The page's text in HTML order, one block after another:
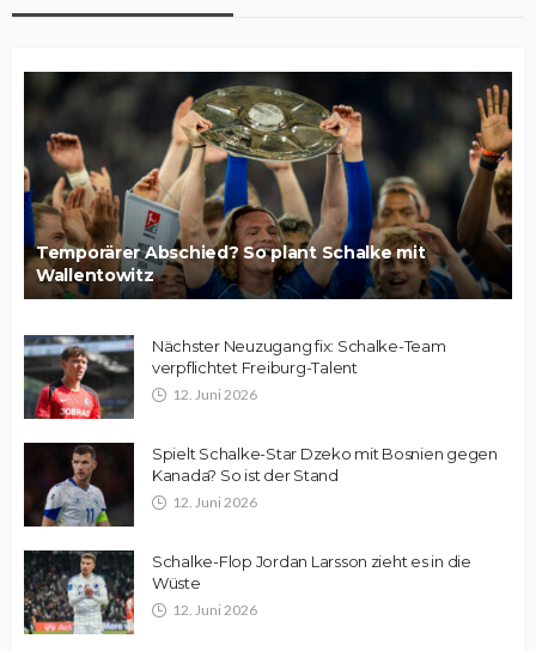
Temporärer Abschied? So plant Schalke mit
Wallentowitz
Nächster Neuzugang fix: Schalke-Team
verpflichtet Freiburg-Talent
12. Juni 2026
Spielt Schalke-Star Dzeko mit Bosnien gegen
Kanada? So ist der Stand
12. Juni 2026
Schalke-Flop Jordan Larsson zieht es in die
Wüste
12. Juni 2026